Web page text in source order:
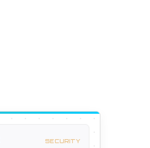
SECURITY